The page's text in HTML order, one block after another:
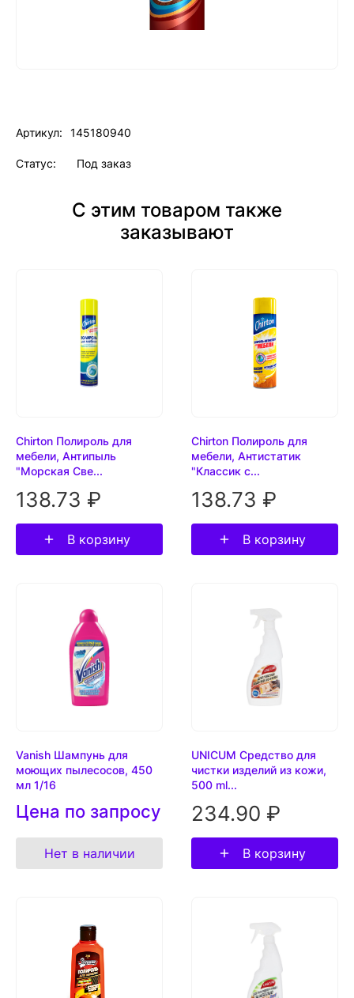
Артикул: 145180940
Статус: Под заказ
С этим товаром также
заказывают
Chirton Полироль для
мебели, Антипыль
"Морская Све...
138.73 ₽
В корзину
Chirton Полироль для
мебели, Антистатик
"Классик с...
138.73 ₽
В корзину
Vanish Шампунь для
моющих пылесосов, 450
мл 1/16
Цена по запросу
Нет в наличии
UNICUM Средство для
чистки изделий из кожи,
500 ml...
234.90 ₽
В корзину